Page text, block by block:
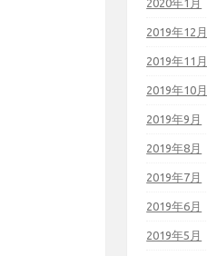
2019年12月
2019年11月
2019年10月
2019年9月
2019年8月
2019年7月
2019年6月
2019年5月